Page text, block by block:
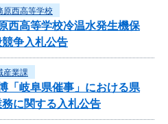
原西高等学校
西高等学校冷温水発生機保
争入札公告
産業課
「岐阜県催事」における県
に関する入札公告